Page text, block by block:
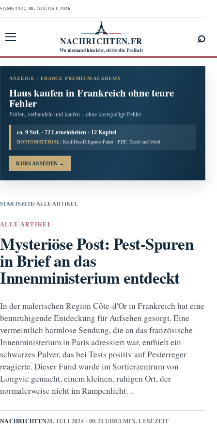
SAMSTAG, 08. AUGUST 2026
NACHRICHTEN.FR
Wo niemand hinsieht, stirbt die Freiheit
⌕
ANZEIGE · FRANCE PREMIUM ACADEMY
Haus kaufen in Frankreich ohne teure
Fehler
Prüfen, verhandeln und kaufen – ohne kostspielige Fehler.
ca. 9 Std. · 72 Lerneinheiten · 12 Kapitel
BONUSMATERIAL: Kauf-Due-Diligence-Paket · PDF, Excel und Word
KURS ANSEHEN →
STARTSEITE› ALLE ARTIKEL
ALLE ARTIKEL
Mysteriöse Post: Pest-Spuren
in Brief an das
Innenministerium entdeckt
In der malerischen Region Côte-d'Or in Frankreich hat eine
beunruhigende Entdeckung für Aufsehen gesorgt. Eine
vermeintlich harmlose Sendung, die an das französische
Innenministerium in Paris adressiert war, enthielt ein
schwarzes Pulver, das bei Tests positiv auf Pesterreger
reagierte. Dieser Fund wurde im Sortierzentrum von
Longvic gemacht, einem kleinen, ruhigen Ort, der
normalerweise nicht im Rampenlicht…
NACHRICHTEN28. JULI 2024 · 09:23 UHR3 MIN. LESEZEIT